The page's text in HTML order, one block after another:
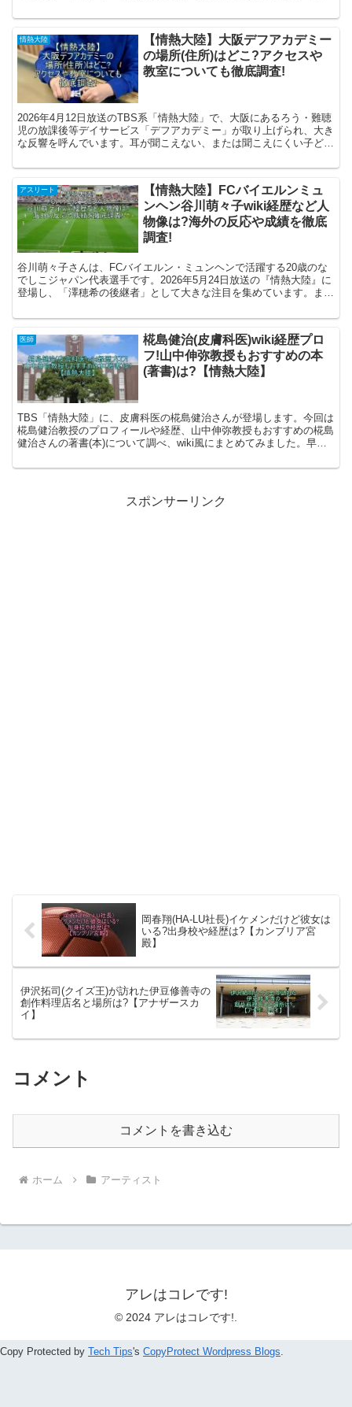
情熱大陸
【情熱大陸】大阪デフアカデミー
の場所(住所)はどこ?アクセスや
教室についても徹底調査!
2026年4月12日放送のTBS系「情熱大陸」で、大阪にあるろう・難聴
児の放課後等デイサービス「デフアカデミー」が取り上げられ、大き
な反響を呼んでいます。耳が聞こえない、または聞こえにくい子ども
アスリート
【情熱大陸】FCバイエルンミュ
ンヘン谷川萌々子wiki経歴など人
物像は?海外の反応や成績を徹底
調査!
谷川萌々子さんは、FCバイエルン・ミュンヘンで活躍する20歳のな
でしこジャパン代表選手です。2026年5月24日放送の『情熱大陸』に
登場し、「澤穂希の後継者」として大きな注目を集めています。まだ
医師
椛島健治(皮膚科医)wiki経歴プロ
フ!山中伸弥教授もおすすめの本
(著書)は?【情熱大陸】
TBS「情熱大陸」に、皮膚科医の椛島健治さんが登場します。今回は
椛島健治教授のプロフィールや経歴、山中伸弥教授もおすすめの椛島
健治さんの著書(本)について調べ、wiki風にまとめてみました。早
スポンサーリンク
岡春翔(HA-LU社長)イケメンだけど彼女は
いる?出身校や経歴は?【カンブリア宮
殿】
伊沢拓司(クイズ王)が訪れた伊豆修善寺の
創作料理店名と場所は?【アナザースカ
イ】
コメント
コメントを書き込む
ホーム アーティスト
アレはコレです!
© 2024 アレはコレです!.
Copy Protected by Tech Tips's CopyProtect Wordpress Blogs